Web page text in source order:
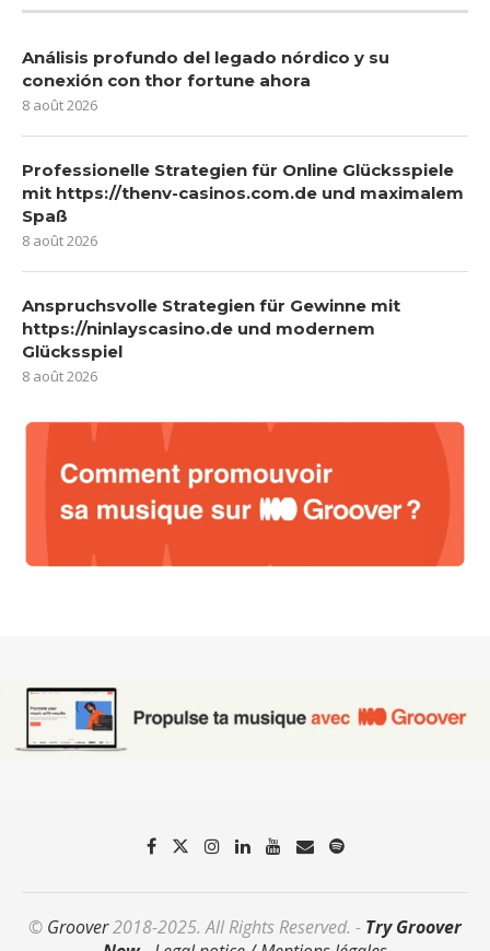
Análisis profundo del legado nórdico y su
conexión con thor fortune ahora
8 août 2026
Professionelle Strategien für Online Glücksspiele
mit https://thenv-casinos.com.de und maximalem
Spaß
8 août 2026
Anspruchsvolle Strategien für Gewinne mit
https://ninlayscasino.de und modernem
Glücksspiel
8 août 2026
© Groover2018-2025. All Rights Reserved. - Try Groover